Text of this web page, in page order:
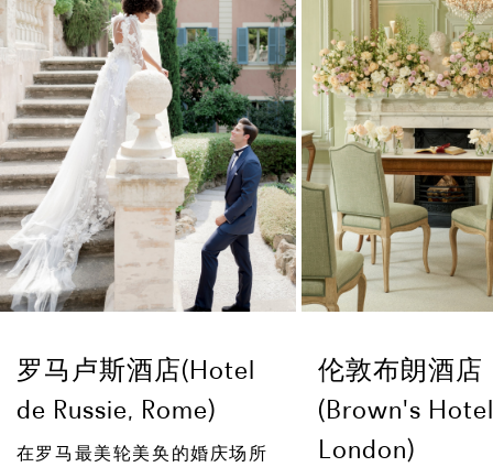
罗马卢斯酒店(Hotel
de Russie, Rome)
在罗马最美轮美奂的婚庆场所
伦敦布朗酒店
(Brown's
London)